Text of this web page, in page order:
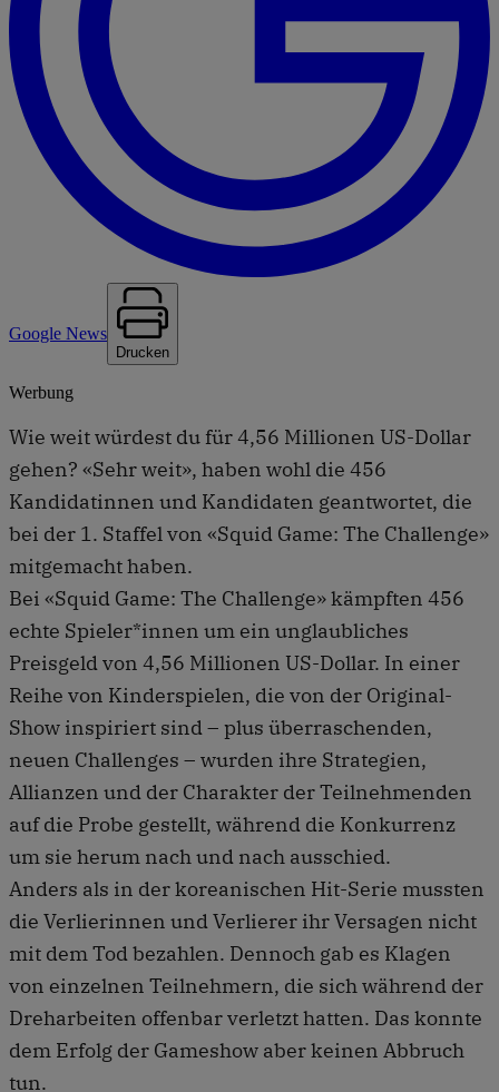
Google News
Drucken
Werbung
Wie weit würdest du für 4,56 Millionen US-Dollar
gehen? «Sehr weit», haben wohl die 456
Kandidatinnen und Kandidaten geantwortet, die
bei der 1. Staffel von «Squid Game: The Challenge»
mitgemacht haben.
Bei «Squid Game: The Challenge» kämpften 456
echte Spieler*innen um ein unglaubliches
Preisgeld von 4,56 Millionen US-Dollar. In einer
Reihe von Kinderspielen, die von der Original-
Show inspiriert sind – plus überraschenden,
neuen Challenges – wurden ihre Strategien,
Allianzen und der Charakter der Teilnehmenden
auf die Probe gestellt, während die Konkurrenz
um sie herum nach und nach ausschied.
Anders als in der koreanischen Hit-Serie mussten
die Verlierinnen und Verlierer ihr Versagen nicht
mit dem Tod bezahlen. Dennoch gab es Klagen
von einzelnen Teilnehmern, die sich während der
Dreharbeiten offenbar verletzt hatten. Das konnte
dem Erfolg der Gameshow aber keinen Abbruch
tun.